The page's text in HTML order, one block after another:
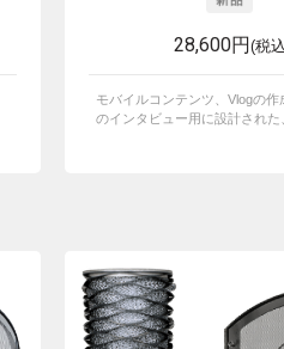
28,600円(税
モバイルコンテンツ、Vlogの作
のインタビュー用に設計された